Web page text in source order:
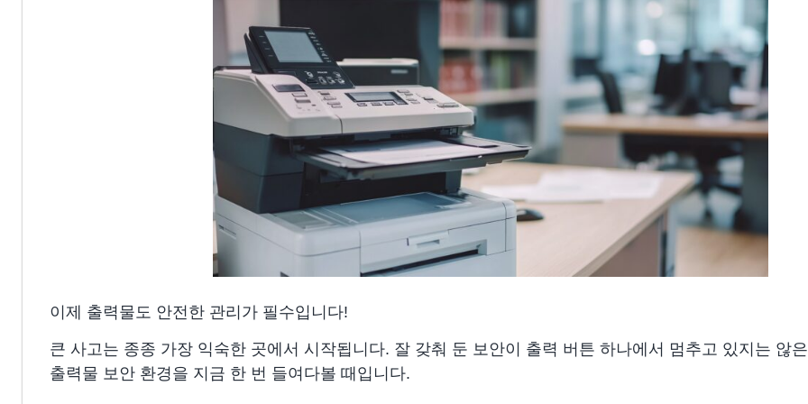
이제 출력물도 안전한 관리가 필수입니다!
큰 사고는 종종 가장 익숙한 곳에서 시작됩니다. 잘 갖춰 둔 보안이 출력 버튼 하나에서 멈추고 있지는 않
출력물 보안 환경을 지금 한 번 들여다볼 때입니다.